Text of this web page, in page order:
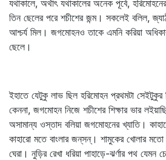
যথাকালে, অর্থাৎ যথাকালের অনেক পূর্বে,
তিন ছেলের পরে শচীশের জন্ম। সকলেই বলিল,
আশ্চর্য মিল। জগমোহনও তাকে এমনি করিয়া
ছেলে।
ইহাতে যেটুকু লাভ ছিল হরিমোহন প্রথমটা সেইটুকুর
কেননা, জগমোহন নিজে শচীশের শিক্ষার ভার
অসামান্য ওস্তাদ বলিয়া জগমোহনের খ্যাতি।
কাহারো মতে বাংলার জন্‌সন্‌। শামুকের খোলার মতো
ঘেরা। নুড়ির রেখা ধরিয়া পাহাড়ে-ঝর্ণার পথ যেমন